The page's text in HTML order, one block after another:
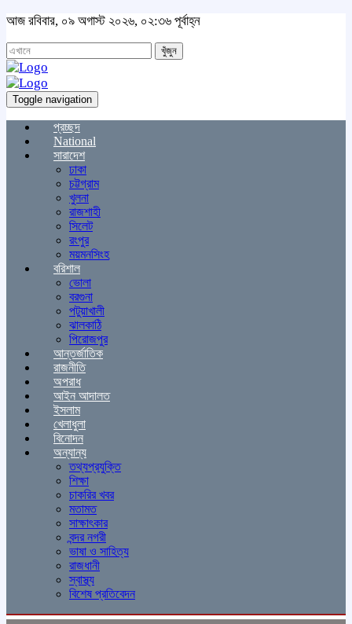
আজ রবিবার, ০৯ অগাস্ট ২০২৬, ০২:৩৬ পূর্বাহ্ন
খুঁজুন
Toggle navigation
প্রচ্ছদ
National
সারাদেশ
ঢাকা
চট্টগ্রাম
খুলনা
রাজশাহী
সিলেট
রংপুর
ময়মনসিংহ
বরিশাল
ভোলা
বরগুনা
পটুয়াখালী
ঝালকাঠি
পিরোজপুর
আন্তর্জাতিক
রাজনীতি
অপরাধ
আইন আদালত
ইসলাম
খেলাধুলা
বিনোদন
অন্যান্য
তথ্যপ্রযুক্তি
শিক্ষা
চাকরির খবর
মতামত
সাক্ষাৎকার
বন্দর নগরী
ভাষা ও সাহিত্য
রাজধানী
স্বাস্থ্য
বিশেষ প্রতিবেদন